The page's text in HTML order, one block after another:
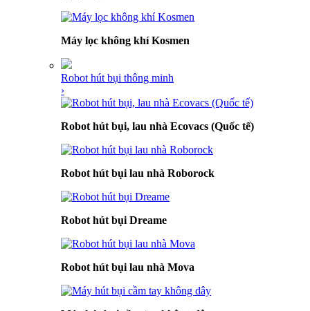
Máy lọc không khí Kosmen
Robot hút bụi thông minh
›
Robot hút bụi, lau nhà Ecovacs (Quốc tế)
Robot hút bụi lau nhà Roborock
Robot hút bụi Dreame
Robot hút bụi lau nhà Mova